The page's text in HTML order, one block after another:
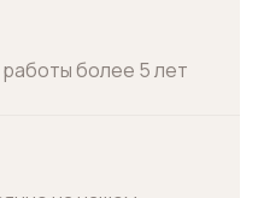
более 5 лет